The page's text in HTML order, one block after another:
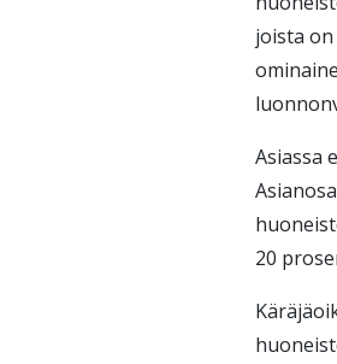
joista
Asiassa
20